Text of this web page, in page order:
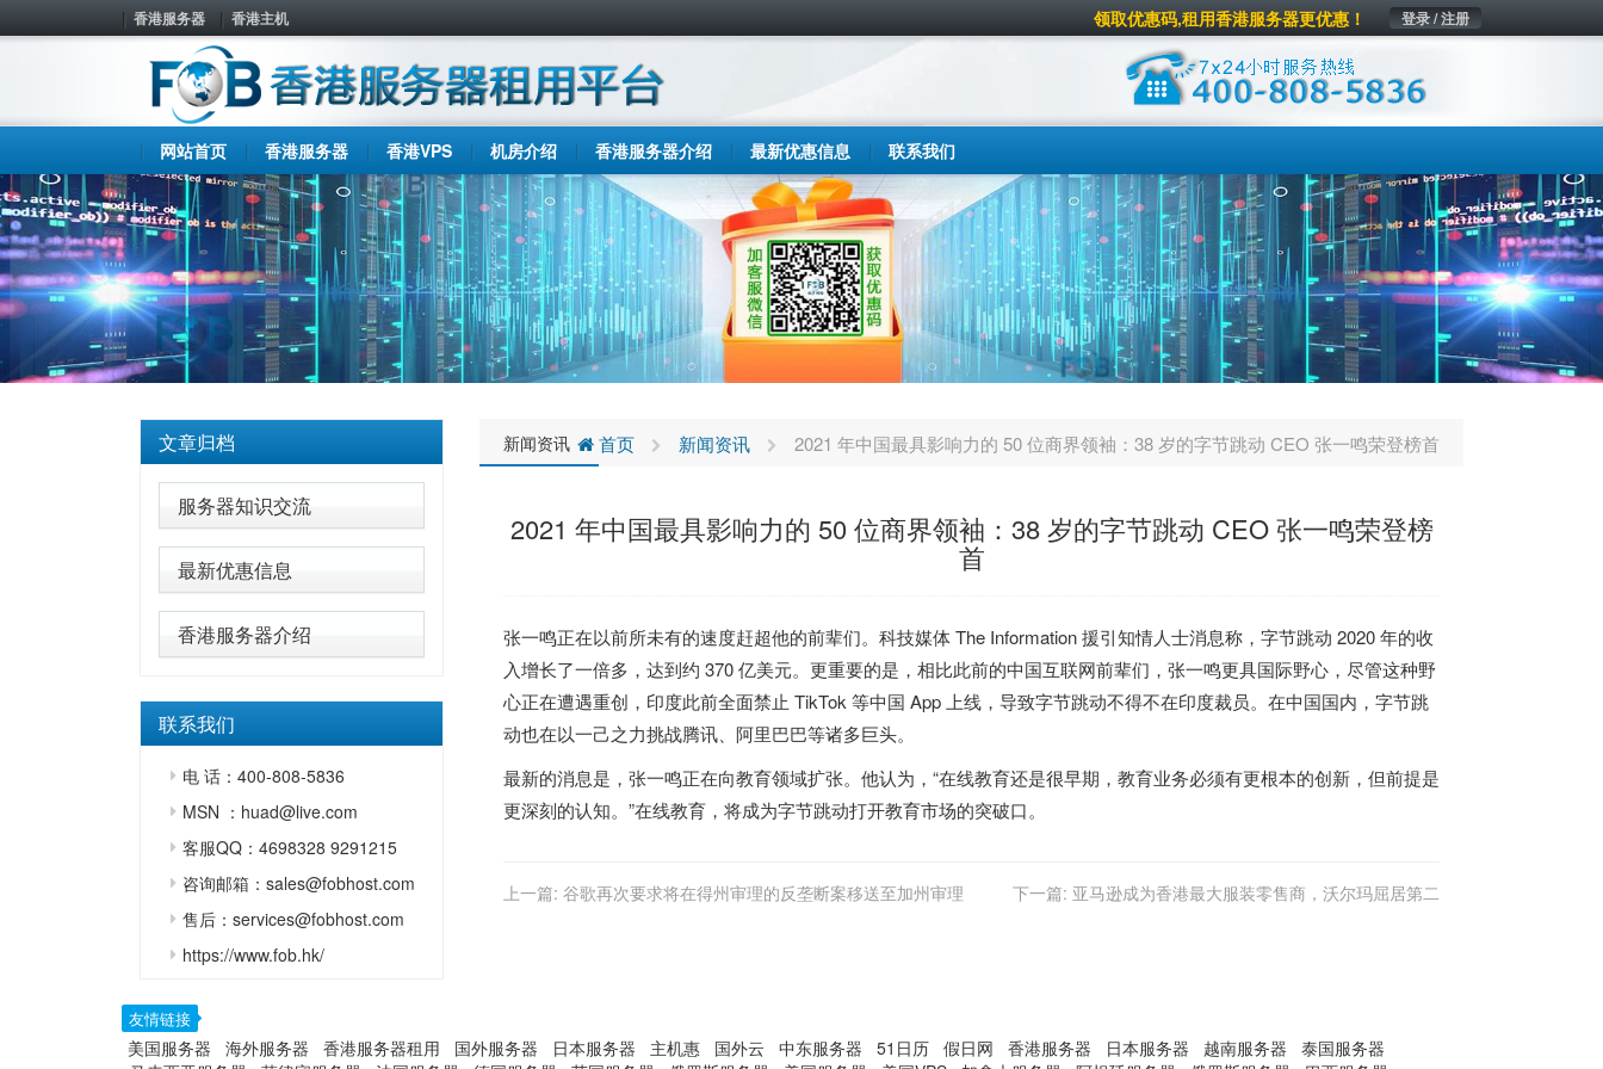
香港服务器 香港主机 登录 / 注册
领取优惠码,租用香港服务器更优惠！
网站首页 香港服务器 香港VPS 机房介绍 香港服务器介绍 最新优惠信息 联系我们
文章归档
服务器知识交流
最新优惠信息
香港服务器介绍
联系我们
电 话：400-808-5836
MSN ：huad@live.com
客服QQ：4698328 9291215
咨询邮箱：sales@fobhost.com
售后：services@fobhost.com
https://www.fob.hk/
新闻资讯 首页 新闻资讯 2021 年中国最具影响力的 50 位商界领袖：38 岁的字节跳动 CEO 张一鸣荣登榜首
2021 年中国最具影响力的 50 位商界领袖：38 岁的字节跳动 CEO 张一鸣荣登榜
首
张一鸣正在以前所未有的速度赶超他的前辈们。科技媒体 The Information 援引知情人士消息称，字节跳动 2020 年的收
入增长了一倍多，达到约 370 亿美元。更重要的是，相比此前的中国互联网前辈们，张一鸣更具国际野心，尽管这种野
心正在遭遇重创，印度此前全面禁止 TikTok 等中国 App 上线，导致字节跳动不得不在印度裁员。在中国国内，字节跳
动也在以一己之力挑战腾讯、阿里巴巴等诸多巨头。
最新的消息是，张一鸣正在向教育领域扩张。他认为，“在线教育还是很早期，教育业务必须有更根本的创新，但前提是
更深刻的认知。”在线教育，将成为字节跳动打开教育市场的突破口。
上一篇: 谷歌再次要求将在得州审理的反垄断案移送至加州审理 下一篇: 亚马逊成为香港最大服装零售商，沃尔玛屈居第二
友情链接
美国服务器 海外服务器 香港服务器租用 国外服务器 日本服务器 主机惠 国外云 中东服务器 51日历 假日网 香港服务器 日本服务器 越南服务器
泰国服务器